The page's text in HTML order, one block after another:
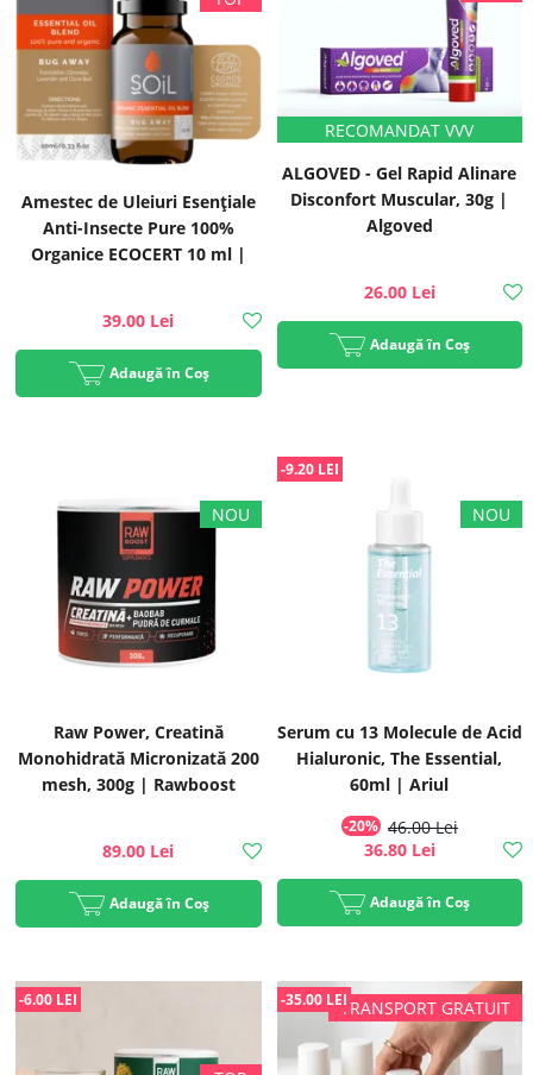
Amestec de Uleiuri Esențiale
Anti-Insecte Pure 100%
Organice ECOCERT 10 ml |
39.00 Lei
Adaugă în Coș
ALGOVED - Gel Rapid Alinare
Disconfort Muscular, 30g |
Algoved
26.00 Lei
Adaugă în Coș
Raw Power, Creatină
Monohidrată Micronizată 200
mesh, 300g | Rawboost
89.00 Lei
Adaugă în Coș
Serum cu 13 Molecule de Acid
Hialuronic, The Essential,
60ml | Ariul
-20% 46.00 Lei
-9.20 LEI
36.80 Lei
Adaugă în Coș
-6.00 LEI -35.00 LEI